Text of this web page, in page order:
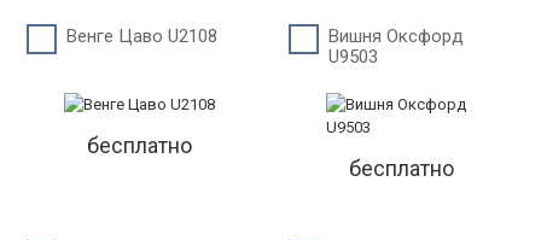
Венге Цаво U2108
бесплатно
Вишня Оксфорд
U9503
бесплатно